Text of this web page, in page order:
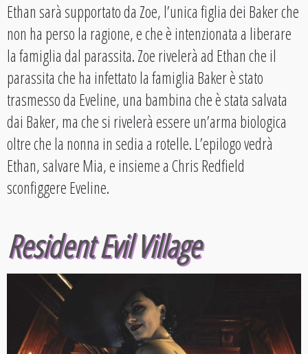
Ethan sarà supportato da Zoe, l’unica figlia dei Baker che
non ha perso la ragione, e che è intenzionata a liberare
la famiglia dal parassita. Zoe rivelerà ad Ethan che il
parassita che ha infettato la famiglia Baker è stato
trasmesso da Eveline, una bambina che è stata salvata
dai Baker, ma che si rivelerà essere un’arma biologica
oltre che la nonna in sedia a rotelle. L’epilogo vedrà
Ethan, salvare Mia, e insieme a Chris Redfield
sconfiggere Eveline.
Resident Evil Village